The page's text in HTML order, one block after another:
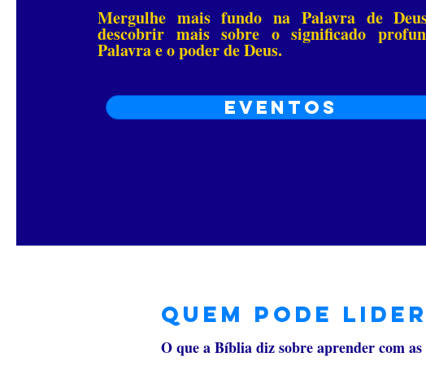
Mergulhe mais fundo na Palavra de
descobrir mais sobre o significado
Palavra e o poder de Deus.
Eventos
Quem pode
O que a Bíblia diz sobre aprender com as